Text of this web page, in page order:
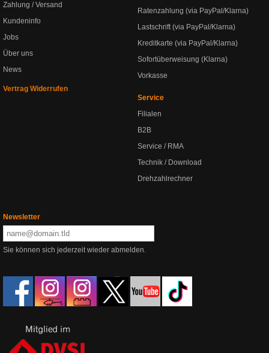
Zahlung / Versand
Kundeninfo
Jobs
Über uns
News
Vertrag Widerrufen
Ratenzahlung (via PayPal/Klarna)
Lastschrift (via PayPal/Klarna)
Kreditkarte (via PayPal/Klarna)
Sofortüberweisung (Klarna)
Vorkasse
Service
Filialen
B2B
Service / RMA
Technik / Download
Drehzahlrechner
Newsletter
Sie können sich jederzeit wieder abmelden.